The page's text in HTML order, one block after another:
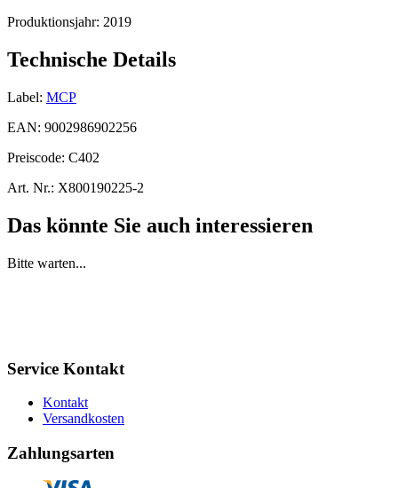
Produktionsjahr: 2019
Technische Details
Label: MCP
EAN: 9002986902256
Preiscode: C402
Art. Nr.: X800190225-2
Das könnte Sie auch interessieren
Bitte warten...
Service Kontakt
Kontakt
Versandkosten
Zahlungsarten